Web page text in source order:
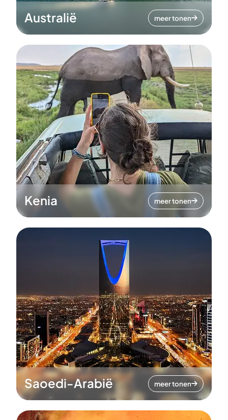
Australië meer tonen
Kenia meer tonen
Saoedi-Arabië meer tonen